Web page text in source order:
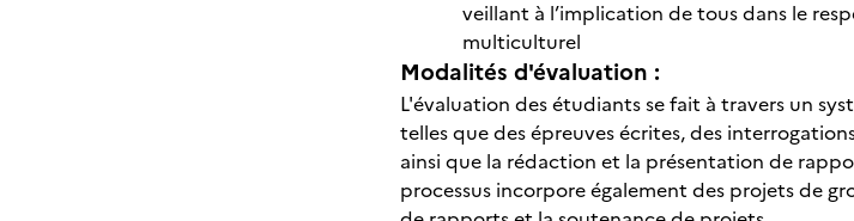
veillant à l’implication de tous dans le
multiculturel
Modalités d'évaluation :
L'évaluation des étudiants se fait à travers un
telles que des épreuves écrites, des
ainsi que la rédaction et la présentation de
processus incorpore également des projets de